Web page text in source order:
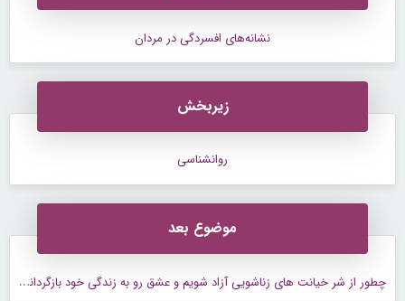
نشانه‌های افسردگی در مردان
زیربخش
روانشناسی
موضوع بعد
چ
طور از شر خیانت های زناشویی آزاد شویم و عشق رو به زندگی خود بازگردانیم ...